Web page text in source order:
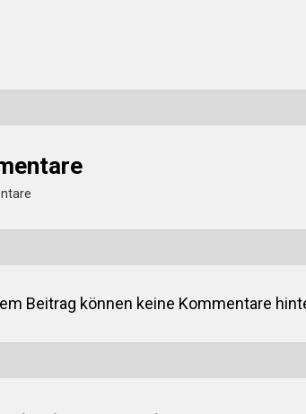
Beitrag können keine Kommentare